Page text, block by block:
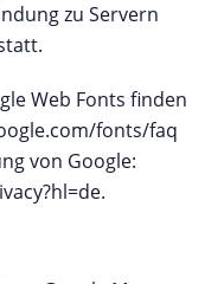
zu Servern
Web Fonts finden
fonts/faq
von Google:
.